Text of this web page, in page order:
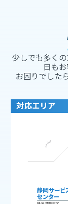
少しでも多く
日も
お困りでした
対応エリア